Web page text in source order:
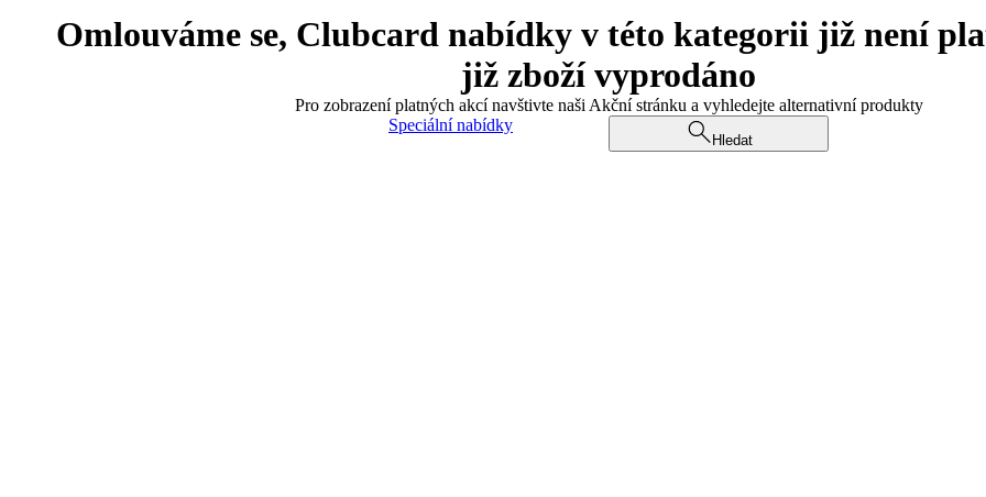
Omlouváme se, Clubcard nabídky v této kategorii již není
již zboží vyprodáno
Pro zobrazení platných akcí navštivte naši Akční stránku a vyhledejte alternativní produkty
Speciální nabídky
Hledat